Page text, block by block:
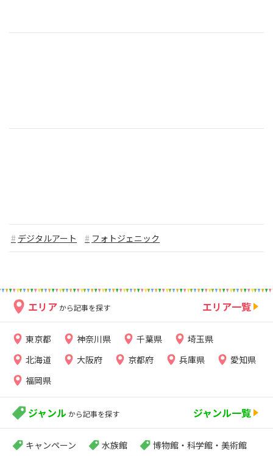
デジタルアート フォトジェニック
エリア から記事を探す エリア一覧
東京都 神奈川県 千葉県
埼玉県
北海道
大阪府 京都府 兵庫県
愛知県
福岡県
ジャンル から記事を探す ジャンル一覧
キャンペーン 水族館
博物館・科学館・美術館